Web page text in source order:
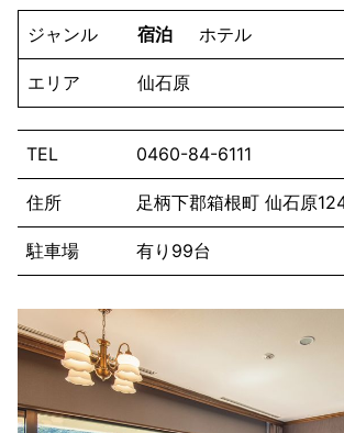
ジャンル 宿泊 ホテル
エリア 仙石原
TEL 0460-84-6111
住所 足柄下郡箱根町 仙石原
駐車場 有り99台